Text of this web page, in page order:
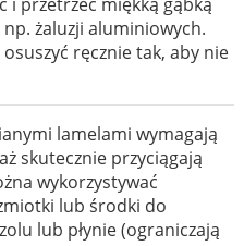
i przetrzeć miękką gąbką
żaluzji aluminiowych.
ręcznie tak, aby nie
lamelami wymagają
skutecznie przyciągają
wykorzystywać
lub środki do
lub płynie (ograniczają